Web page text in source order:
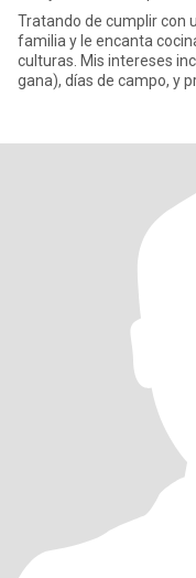
Tratando de cumplir con
familia y le encanta
culturas. Mis intereses incluyen la escritura (cuando me da la
gana), días de campo, y